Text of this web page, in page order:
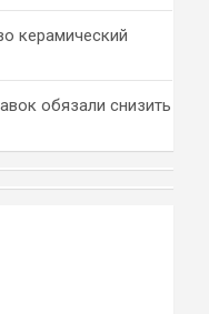
керамический
обязали снизить